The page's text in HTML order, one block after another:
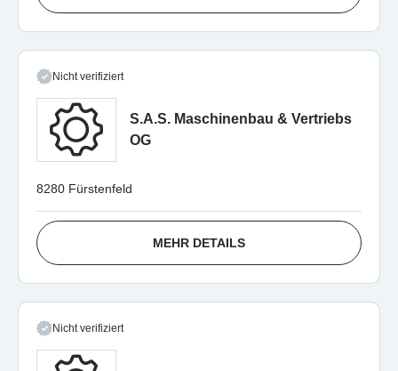
Nicht verifiziert
S.A.S. Maschinenbau & Vertriebs
OG
8280 Fürstenfeld
MEHR DETAILS
Nicht verifiziert